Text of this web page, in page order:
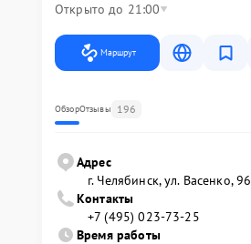
Открыто до 21:00
Маршрут
ОбзорОтзывы 196
Адрес
г. Челябинск, ул. Васенко, 96
Контакты
+7 (495) 023-73-25
Время работы